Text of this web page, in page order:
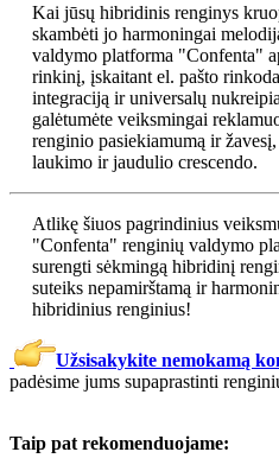
Kai jūsų hibridinis renginys
skambėti jo harmoningai
valdymo platforma "Confenta"
rinkinį, įskaitant el. pašto
integraciją ir universalų
galėtumėte veiksmingai
renginio pasiekiamumą ir
laukimo ir jaudulio crescendo.
Atlikę šiuos pagrindinius
"Confenta" renginių valdymo
surengti sėkmingą hibridinį
suteiks nepamirštamą ir
hibridinius renginius!
Užsisakykite nemokamą
padėsime jums supaprastinti
Taip pat rekomenduojame: